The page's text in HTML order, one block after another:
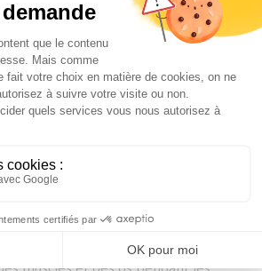
de vitamines, de minéraux,
fibres. En outre, les pommes sont
pectine est une fibre soluble qui
de la flore intestinale. Elle
caloriques.
peau et le pelage et renforce le
La vitamine C assure le
muscles et des os pendant les